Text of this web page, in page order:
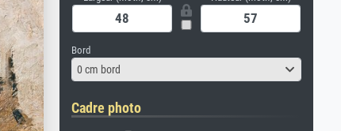
Bord
0 cm bord
Cadre photo